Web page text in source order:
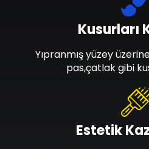
Estetik
Kusurları
Yıpranmış yüzey
pas,çatlak gibi